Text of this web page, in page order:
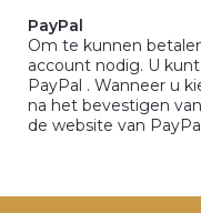
PayPal
Om te kunnen
account nodig. U
PayPal . Wanneer u
na het bevestigen
de website van